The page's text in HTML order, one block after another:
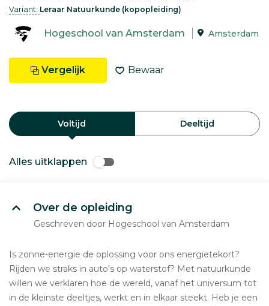
Variant: Leraar Natuurkunde (kopopleiding)
Hogeschool van Amsterdam Amsterdam
Vergelijk Bewaar
Voltijd Deeltijd
Alles uitklappen
Over de opleiding
Geschreven door Hogeschool van Amsterdam
Is zonne-energie de oplossing voor ons energietekort?
Rijden we straks in auto's op waterstof? Met natuurkunde
willen we verklaren hoe de wereld, vanaf het universum tot
in de kleinste deeltjes, werkt en in elkaar steekt. Heb je een